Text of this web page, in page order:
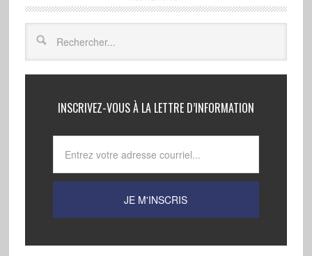
INSCRIVEZ-VOUS À LA LETTRE D’INFORMATION